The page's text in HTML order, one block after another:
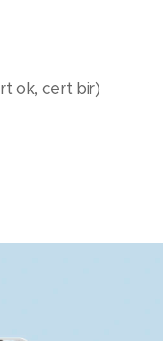
ok, cert bir)